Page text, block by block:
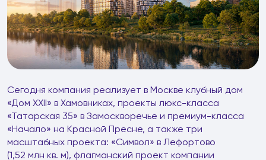
Сегодня компания реализует в Москве клубный дом
«Дом XXII» в Хамовниках, проекты люкс-класса
«Татарская 35» в Замоскворечье и премиум-класса
«Начало» на Красной Пресне, а также три
масштабных проекта: «Символ» в Лефортово
(1,52 млн кв. м), флагманский проект компании